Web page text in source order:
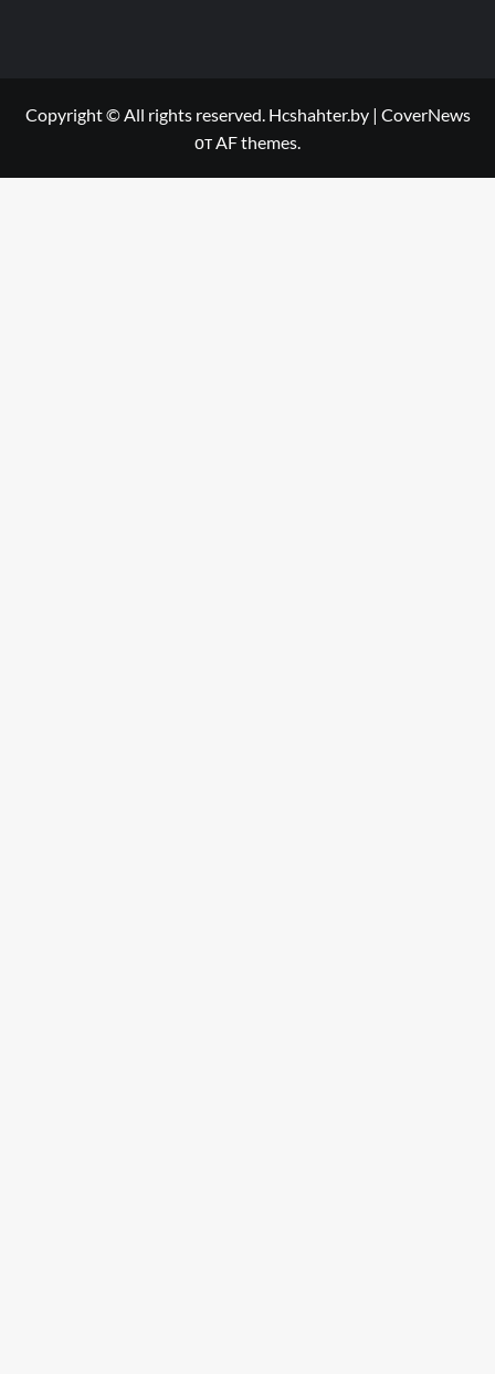
Copyright © All rights reserved. Hcshahter.by | CoverNews
от AF themes.